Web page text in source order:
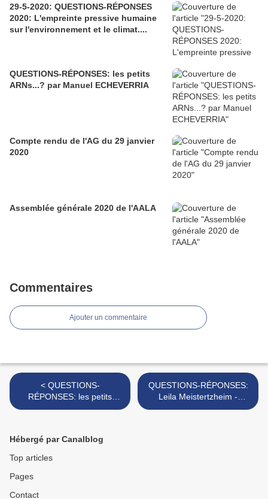
29-5-2020: QUESTIONS-RÉPONSES
2020: L'empreinte pressive humaine
sur l'environnement et le climat....
QUESTIONS-RÉPONSES: les petits
ARNs...? par Manuel ECHEVERRIA
Compte rendu de l'AG du 29 janvier
2020
Assemblée générale 2020 de l'AALA
Commentaires
Ajouter un commentaire
< QUESTIONS-
RÉPONSES: les petits
ARNs...? par Manuel
QUESTIONS-RÉPONSES:
Leila Meistertzheim -
Plastic@sea >
Hébergé par Canalblog
Top articles
Pages
Contact